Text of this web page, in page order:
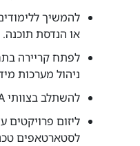
להמשיך
או הנדסת תוכנה.
ניהול מערכות
להשתלב בצוותי QA או תמיכה טכנית.
ליזום פרויקטים
לסטארטאפים